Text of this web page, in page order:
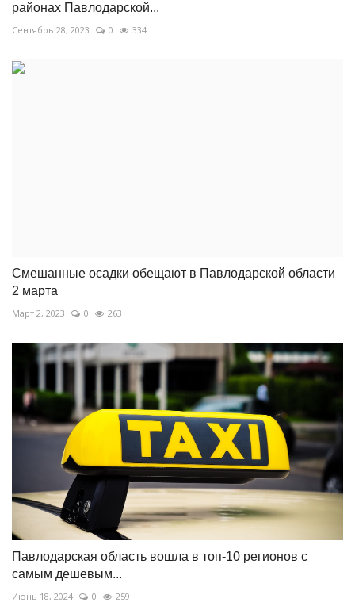
районах Павлодарской...
Сентябрь 28, 2023 0 334
Смешанные осадки обещают в Павлодарской области
2 марта
Март 2, 2023 0 263
Павлодарская область вошла в топ-10 регионов с
самым дешевым...
Июнь 18, 2024 0 259